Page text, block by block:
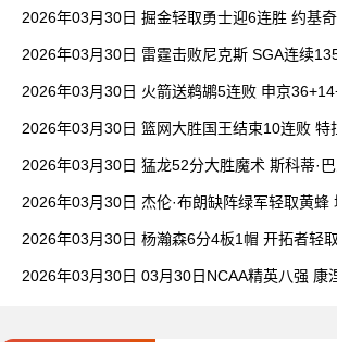
2026年03月30日 掘金轻取勇士迎6连胜 约基奇
2026年03月30日 雷霆击败尼克斯 SGA连续
2026年03月30日 火箭送鹈鹕5连败 申京
2026年03月30日 篮网大胜国王结束10连败 特
2026年03月30日 猛龙52分大胜魔术 斯科蒂·巴
2026年03月30日 杰伦·布朗缺阵绿军轻取黄蜂
2026年03月30日 杨瀚森6分4板1帽 开拓者轻
2026年03月30日 03月30日NCAA精英八强 康